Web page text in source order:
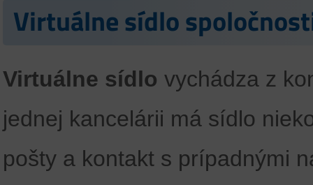
Virtuálne sídlo
Virtuálne sídlo vychádza z
jednej kancelárii má sídlo
pošty a kontakt s prípadnými